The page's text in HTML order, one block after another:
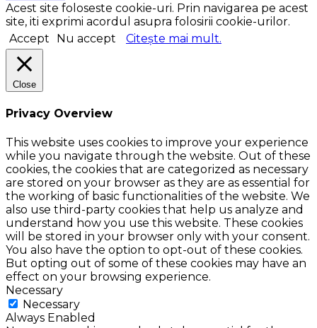
Acest site foloseste cookie-uri. Prin navigarea pe acest
site, iti exprimi acordul asupra folosirii cookie-urilor.
Accept
Nu accept Citește mai mult.
Close
Privacy Overview
This website uses cookies to improve your experience
while you navigate through the website. Out of these
cookies, the cookies that are categorized as necessary
are stored on your browser as they are as essential for
the working of basic functionalities of the website. We
also use third-party cookies that help us analyze and
understand how you use this website. These cookies
will be stored in your browser only with your consent.
You also have the option to opt-out of these cookies.
But opting out of some of these cookies may have an
effect on your browsing experience.
Necessary
Necessary
Always Enabled